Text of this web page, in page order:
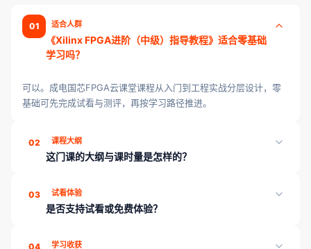
01 适合人群
《Xilinx FPGA进阶（中级）指导教程》适合零基础
学习吗？
可以。成电国芯FPGA云课堂课程从入门到工程实战分层设计，零
基础可先完成试看与测评，再按学习路径推进。
02 课程大纲
这门课的大纲与课时量是怎样的？
「课程目录」可展开查看各章课时；学完可通过章节测评巩固薄弱
03 试看体验
是否支持试看或免费体验？
04 学习收获